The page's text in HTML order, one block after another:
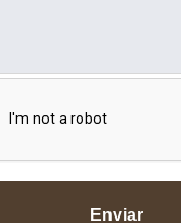
Enviar